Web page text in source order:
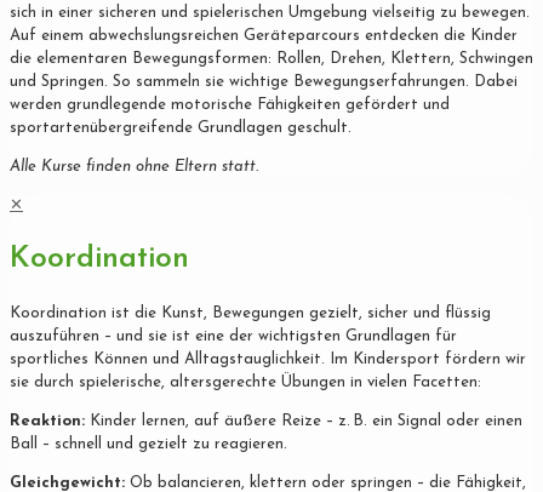
sich in einer sicheren und spielerischen Umgebung vielseitig zu bewegen.
Auf einem abwechslungsreichen Geräteparcours entdecken die Kinder
die elementaren Bewegungsformen: Rollen, Drehen, Klettern, Schwingen
und Springen. So sammeln sie wichtige Bewegungserfahrungen. Dabei
werden grundlegende motorische Fähigkeiten gefördert und
sportartenübergreifende Grundlagen geschult.
Alle Kurse finden ohne Eltern statt.
✕
Koordination
Koordination ist die Kunst, Bewegungen gezielt, sicher und flüssig
auszuführen – und sie ist eine der wichtigsten Grundlagen für
sportliches Können und Alltagstauglichkeit. Im Kindersport fördern wir
sie durch spielerische, altersgerechte Übungen in vielen Facetten:
Reaktion: Kinder lernen, auf äußere Reize – z. B. ein Signal oder einen
Ball – schnell und gezielt zu reagieren.
Gleichgewicht: Ob balancieren, klettern oder springen – die Fähigkeit,